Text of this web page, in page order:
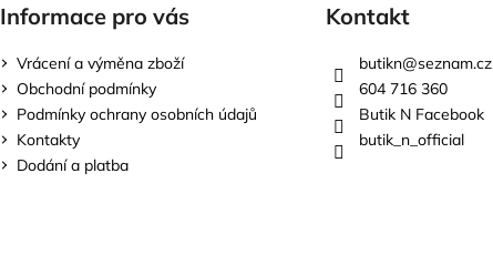
Informace pro vás
Vrácení a výměna zboží
Obchodní podmínky
Podmínky ochrany osobních údajů
Kontakty
Dodání a platba
Kontakt
butikn@seznam.cz
604 716 360
Butik N Facebook
butik_n_official